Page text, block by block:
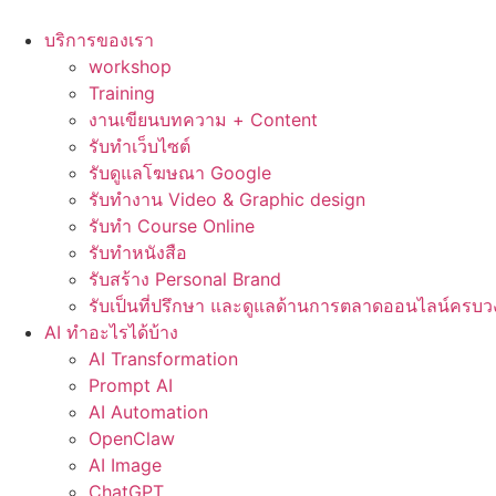
บริการของเรา
workshop
Training
งานเขียนบทความ + Content
รับทำเว็บไซต์
รับดูแลโฆษณา Google
รับทำงาน Video & Graphic design
รับทำ Course Online
รับทำหนังสือ
รับสร้าง Personal Brand
รับเป็นที่ปรึกษา และดูแลด้านการตลาดออนไลน์ครบว
AI ทำอะไรได้บ้าง
AI Transformation
Prompt AI
AI Automation
OpenClaw
AI Image
ChatGPT